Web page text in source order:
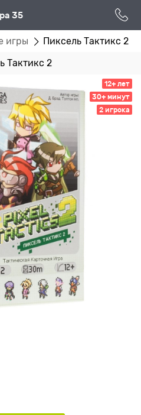
35
игры Пиксель Тактикс 2
Тактикс 2
12+ лет
30+ минут
2 игрока